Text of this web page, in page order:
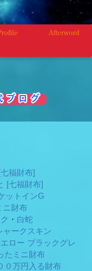
Afterword
ブ ロ グ
福財布]
[七福財布]
ットインG
ニ財布
・ 白蛇
ャークスキン
ロー ブラックグレ
たミニ財布
万円入る財布